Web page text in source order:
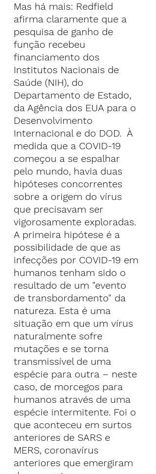
Mas há mais: Redfield
afirma claramente que a
pesquisa de ganho de
função recebeu
financiamento dos
Institutos Nacionais de
Saúde (NIH), do
Departamento de Estado,
da Agência dos EUA para o
Desenvolvimento
Internacional e do DOD.  À
medida que a COVID-19
começou a se espalhar
pelo mundo, havia duas
hipóteses concorrentes
sobre a origem do vírus
que precisavam ser
vigorosamente exploradas.
A primeira hipótese é a
possibilidade de que as
infecções por COVID-19 em
humanos tenham sido o
resultado de um "evento
de transbordamento" da
natureza. Esta é uma
situação em que um vírus
naturalmente sofre
mutações e se torna
transmissível de uma
espécie para outra – neste
caso, de morcegos para
humanos através de uma
espécie intermitente. Foi o
que aconteceu em surtos
anteriores de SARS e
MERS, coronavírus
anteriores que emergiram